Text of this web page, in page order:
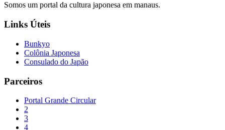
Somos um portal da cultura japonesa em manaus.
Links Úteis
Bunkyo
Colônia Japonesa
Consulado do Japão
Parceiros
Portal Grande Circular
2
3
4